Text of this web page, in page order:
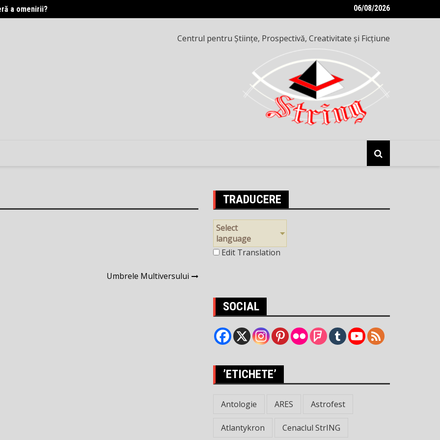
a omenirii? Printre inteligențe — o seară altfel, pe 8 mai 202606/08/2026
Centrul pentru Ştiinţe, Prospectivă, Creativitate şi Ficţiune
Umbrele Multiversului
TRADUCERE
Select
language
Edit Translation
SOCIAL
’ETICHETE’
Antologie ARES Astrofest
Atlantykron Cenaclul StrING